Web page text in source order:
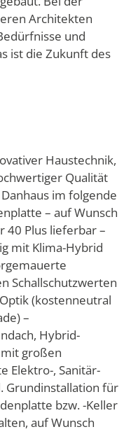
Architekten
und
ist die Zukunft des
Haustechnik,
Qualität
im folgende
– auf Wunsch
40 Plus lieferbar –
mit Klima-Hybrid
Schallschutzwerten
(kostenneutral
–
Hybrid-
großen
Elektro-, Sanitär-
Grundinstallation für
bzw. -Keller
auf Wunsch